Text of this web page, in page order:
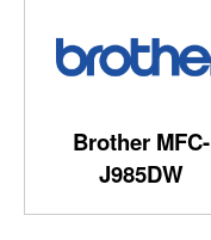
Brother MFC-
J985DW